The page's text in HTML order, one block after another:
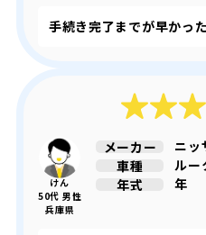
手続き完了までが早かった
けん
50代 男性
兵庫県
メーカー
ニッ
車種
ルー
年式
年